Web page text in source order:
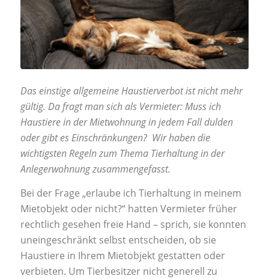
Das einstige allgemeine Haustierverbot ist nicht mehr
gültig. Da fragt man sich als Vermieter: Muss ich
Haustiere in der Mietwohnung in jedem Fall dulden
oder gibt es Einschränkungen? Wir haben die
wichtigsten Regeln zum Thema Tierhaltung in der
Anlegerwohnung zusammengefasst.
Bei der Frage „erlaube ich Tierhaltung in meinem
Mietobjekt oder nicht?“ hatten Vermieter früher
rechtlich gesehen freie Hand – sprich, sie konnten
uneingeschränkt selbst entscheiden, ob sie
Haustiere in Ihrem Mietobjekt gestatten oder
verbieten. Um Tierbesitzer nicht generell zu